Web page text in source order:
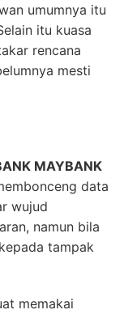
umumnya itu
itu kuasa
rencana
mesti
MAYBANK
data
wujud
namun bila
tampak
memakai